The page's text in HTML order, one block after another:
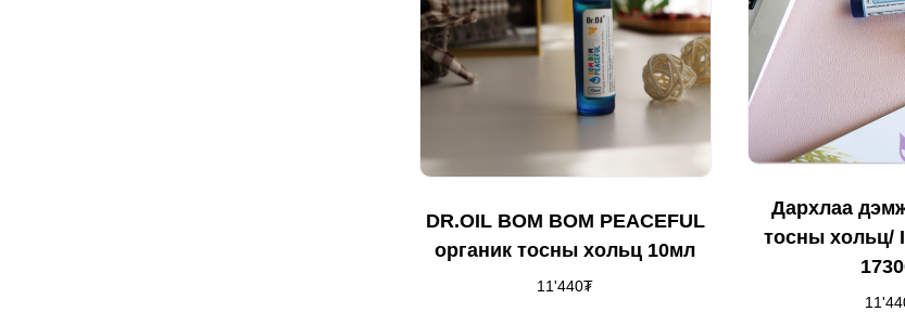
DR.OIL BOM BOM PEACEFUL
органик тосны хольц 10мл
11'440₮
Дархлаа
тосны хольц/